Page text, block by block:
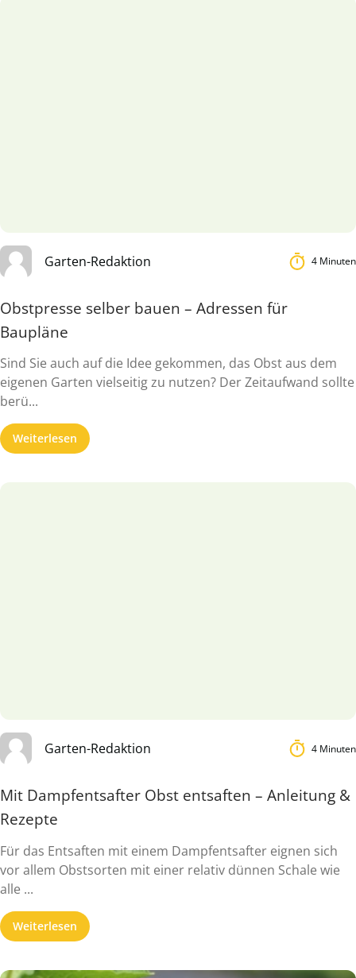
Garten-Redaktion 4 Minuten
Obstpresse selber bauen – Adressen für
Baupläne
Sind Sie auch auf die Idee gekommen, das Obst aus dem
eigenen Garten vielseitig zu nutzen? Der Zeitaufwand sollte
berü...
Weiterlesen
Garten-Redaktion 4 Minuten
Mit Dampfentsafter Obst entsaften – Anleitung &
Rezepte
Für das Entsaften mit einem Dampfentsafter eignen sich
vor allem Obstsorten mit einer relativ dünnen Schale wie
alle ...
Weiterlesen